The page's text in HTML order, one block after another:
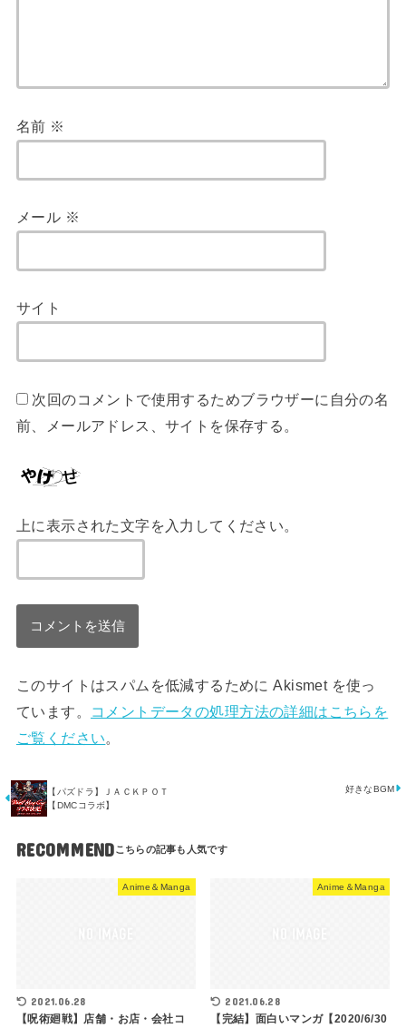
名前 ※
メール ※
サイト
次回のコメントで使用するためブラウザーに自分の名
前、メールアドレス、サイトを保存する。
上に表示された文字を入力してください。
このサイトはスパムを低減するために Akismet を使っ
ています。
コメントデータの処理方法の詳細はこちらを
ご覧ください。
【パズドラ】ＪＡＣＫＰＯＴ
【DMCコラボ】
好きなBGM
RECOMMEND
Anime＆Manga
2021.06.28
【呪術廻戦】店舗・お店・会社コ
Anime＆Manga
2021.06.28
【完結】面白いマンガ【2020/6/30